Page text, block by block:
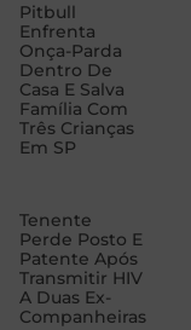
Pitbull
Enfrenta
Onça-Parda
Dentro De
Casa E Salva
Família Com
Três Crianças
Em SP
Tenente
Perde Posto E
Patente Após
Transmitir HIV
A Duas Ex-
Companheiras